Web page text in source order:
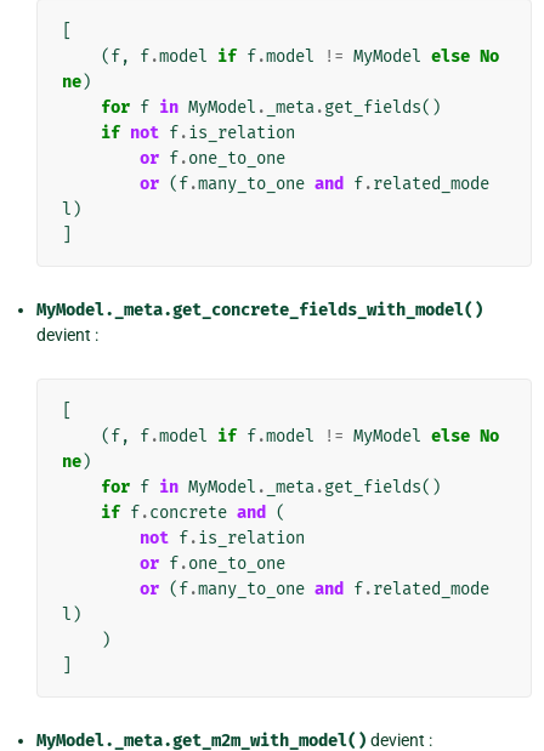
(f, f.model if f.model != MyModel else No
ne)
for f in MyModel . _meta.get_fields()
if not f.is_relation
or f.one_to_one
or (f.many_to_one and f.related_mode
l )
MyModel._meta.get_concrete_fields_with_model()
devient :
(f, f.model if f.model != MyModel else No
ne)
for f in MyModel . _meta.get_fields()
if f.concrete and
(
not f.is_relation
or f.one_to_one
or (f.many_to_one and f.related_mode
l )
)
MyModel._meta.get_m2m_with_model() devient :